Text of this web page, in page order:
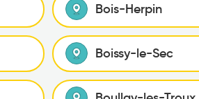
Bois-Herpin
Boissy-le-Sec